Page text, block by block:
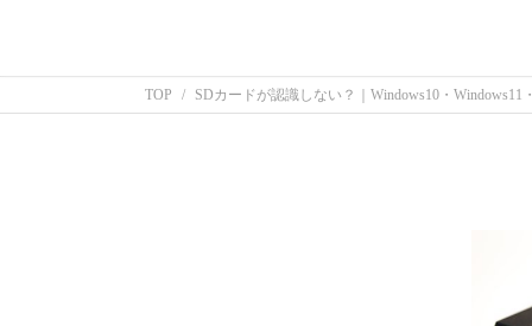
TOP SDカードが認識しない？｜Windows10・Windows11